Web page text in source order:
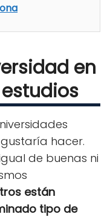
en
hacer.
de buenas ni
están
tipo de